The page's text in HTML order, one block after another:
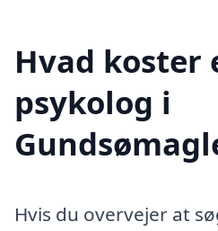
Hvad koster
psykolog i
Hvis du overvejer at